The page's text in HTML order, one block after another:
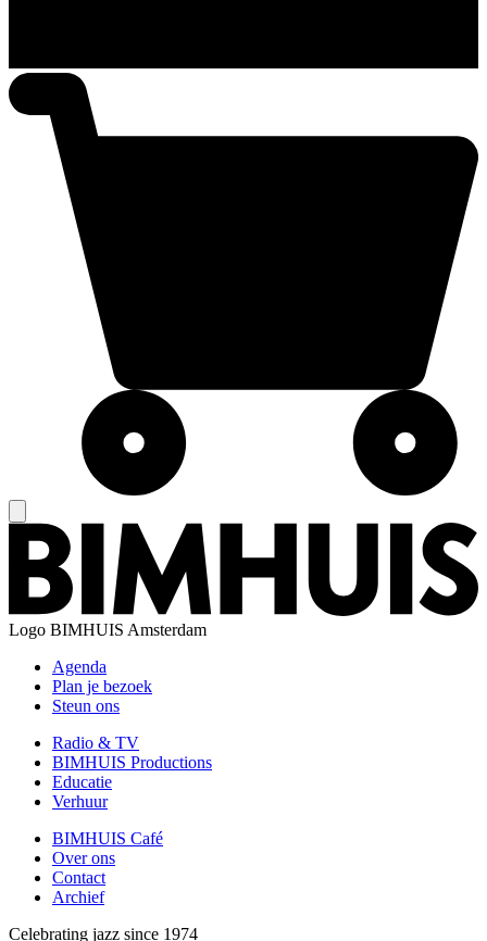
Logo BIMHUIS Amsterdam
Agenda
Plan je bezoek
Steun ons
Radio & TV
BIMHUIS Productions
Educatie
Verhuur
BIMHUIS Café
Over ons
Contact
Archief
Celebrating jazz since 1974